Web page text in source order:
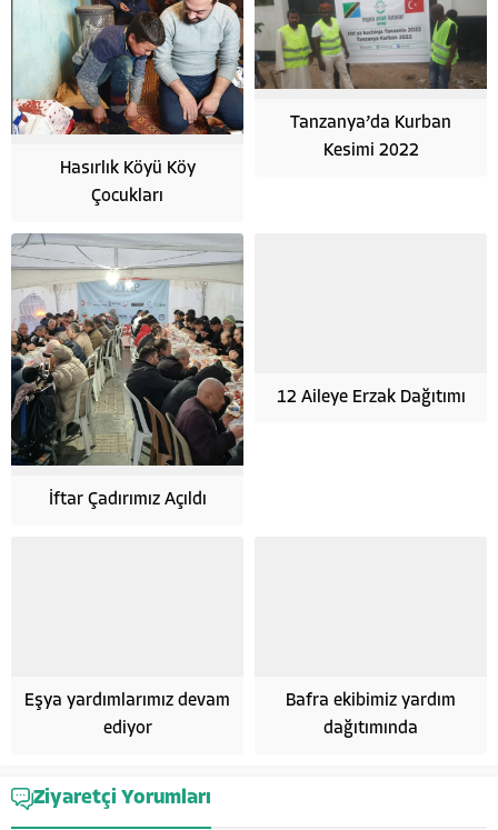
Hasırlık Köyü Köy
Çocukları
Tanzanya’da Kurban
Kesimi 2022
İftar Çadırımız Açıldı
12 Aileye Erzak Dağıtımı
Eşya yardımlarımız devam
ediyor
Bafra ekibimiz yardım
dağıtımında
Ziyaretçi Yorumları